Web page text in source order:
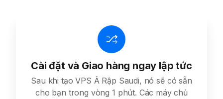
Cài đặt và Giao hàng ngay lập tức
Sau khi tạo VPS Ả Rập Saudi, nó sẽ có sẵn
cho bạn trong vòng 1 phút. Các máy chủ